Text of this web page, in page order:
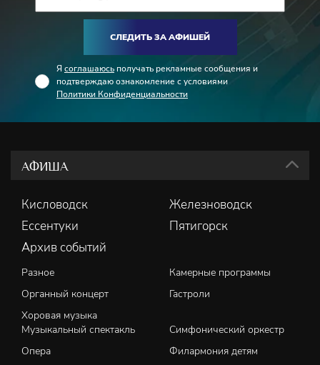
СЛЕДИТЬ ЗА АФИШЕЙ
Я соглашаюсь получать рекламные сообщения и
подтверждаю ознакомление с условиями
Политики Конфиденциальности
АФИША
Кисловодск
Железноводск
Ессентуки
Пятигорск
Архив событий
Разное
Камерные программы
Органный концерт
Гастроли
Хоровая музыка
Музыкальный спектакль
Симфонический оркестр
Опера
Филармония детям